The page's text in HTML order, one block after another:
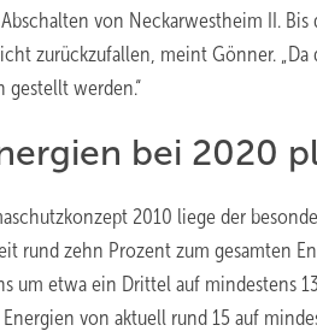
von Neckarwestheim II.
zurückzufallen, meint Gönner. „Da
werden.“
bei 2020
2010 liege der
rund zehn Prozent zum gesamten
um etwa ein Drittel auf mindestens
von aktuell rund 15 auf